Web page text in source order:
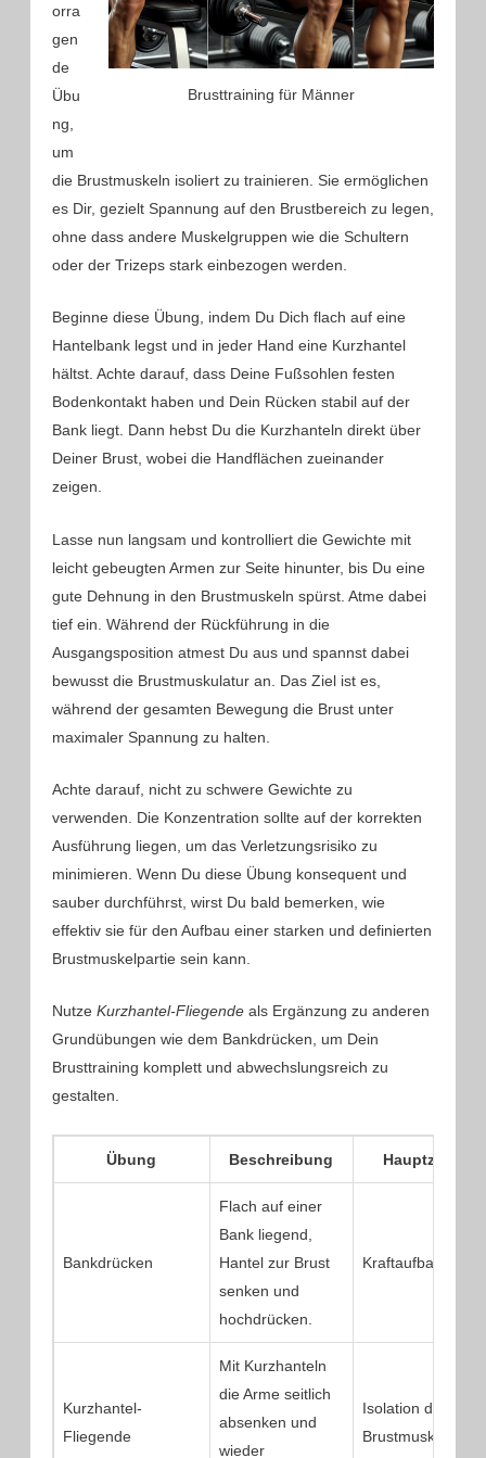
Brusttraining für Männer
orra
gen
de
Übu
ng,
um
die Brustmuskeln isoliert zu trainieren. Sie ermöglichen
es Dir, gezielt Spannung auf den Brustbereich zu legen,
ohne dass andere Muskelgruppen wie die Schultern
oder der Trizeps stark einbezogen werden.
Beginne diese Übung, indem Du Dich flach auf eine
Hantelbank legst und in jeder Hand eine Kurzhantel
hältst. Achte darauf, dass Deine Fußsohlen festen
Bodenkontakt haben und Dein Rücken stabil auf der
Bank liegt. Dann hebst Du die Kurzhanteln direkt über
Deiner Brust, wobei die Handflächen zueinander
zeigen.
Lasse nun langsam und kontrolliert die Gewichte mit
leicht gebeugten Armen zur Seite hinunter, bis Du eine
gute Dehnung in den Brustmuskeln spürst. Atme dabei
tief ein. Während der Rückführung in die
Ausgangsposition atmest Du aus und spannst dabei
bewusst die Brustmuskulatur an. Das Ziel ist es,
während der gesamten Bewegung die Brust unter
maximaler Spannung zu halten.
Achte darauf, nicht zu schwere Gewichte zu
verwenden. Die Konzentration sollte auf der korrekten
Ausführung liegen, um das Verletzungsrisiko zu
minimieren. Wenn Du diese Übung konsequent und
sauber durchführst, wirst Du bald bemerken, wie
effektiv sie für den Aufbau einer starken und definierten
Brustmuskelpartie sein kann.
Nutze Kurzhantel-Fliegendeals Ergänzung zu anderen
Grundübungen wie dem Bankdrücken, um Dein
Brusttraining komplett und abwechslungsreich zu
gestalten.
Übung Beschreibung Hauptziel
Bankdrücken
Flach auf einer
Bank liegend,
Hantel zur Brust
senken und
hochdrücken.
Kraftaufbau
Kurzhantel-
Fliegende
Mit Kurzhanteln
die Arme seitlich
absenken und
wieder
Isolation der
Brustmuskulatur